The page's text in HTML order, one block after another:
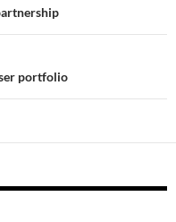
portfolio